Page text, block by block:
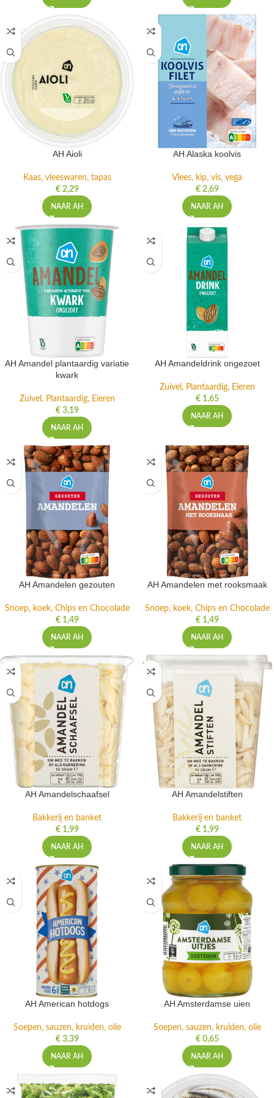
AH Aioli
Kaas, vleeswaren, tapas
€2,29
NAAR AH
AH Alaska koolvis
Vlees, kip, vis, vega
€2,69
NAAR AH
AH Amandel plantaardig variatie
kwark
Zuivel, Plantaardig, Eieren
€3,19
NAAR AH
AH Amandeldrink ongezoet
Zuivel, Plantaardig, Eieren
€1,65
NAAR AH
AH Amandelen gezouten
Snoep, koek, Chips en Chocolade
€1,49
NAAR AH
AH Amandelen met rooksmaak
Snoep, koek, Chips en Chocolade
€1,49
NAAR AH
AH Amandelschaafsel
Bakkerij en banket
€1,99
NAAR AH
AH Amandelstiften
Bakkerij en banket
€1,99
NAAR AH
AH American hotdogs
Soepen, sauzen, kruiden, olie
€3,39
NAAR AH
AH Amsterdamse uien
Soepen, sauzen, kruiden, olie
€0,65
NAAR AH